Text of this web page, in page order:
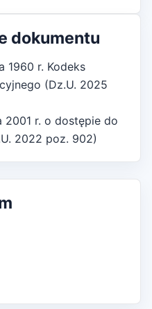
dokumentu
1960 r. Kodeks
(Dz.U. 2025
2001 r. o dostępie do
2022 poz. 902)